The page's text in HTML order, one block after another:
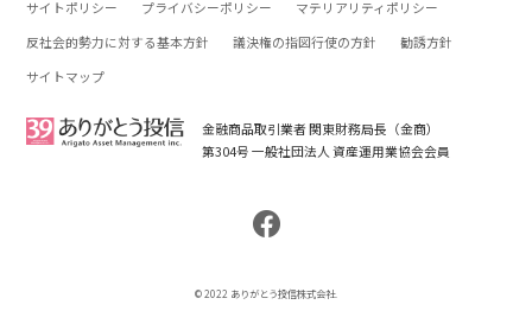
サイトポリシー プライバシーポリシー
マテリアリティポリシー
反社会的勢力に対する基本方針
議決権の指図行使の方針
勧誘方針
サイトマップ
金融商品取引業者 関東財務局長（金商）
第304号 一般社団法人 資産運用業協会会員
© 2022 ありがとう投信株式会社.